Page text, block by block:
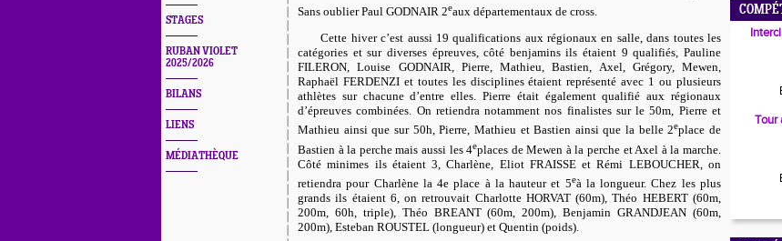
STAGES
RUBAN VIOLET
2025/2026
BILANS
LIENS
MÉDIATHÈQUE
Sans oublier Paul GODNAIR 2eaux départementaux de cross.
Cette hiver c’est aussi 19 qualifications aux régionaux en salle, dans toutes les
catégories et sur diverses épreuves, côté benjamins ils étaient 9 qualifiés, Pauline
FILERON, Louise GODNAIR, Pierre, Mathieu, Bastien, Axel, Grégory, Mewen,
Raphaël FERDENZI et toutes les disciplines étaient représenté avec 1 ou plusieurs
athlètes sur chacune d’entre elles. Pierre était également qualifié aux régionaux
d’épreuves combinées. On retiendra notamment nos finalistes sur le 50m, Pierre et
Mathieu ainsi que sur 50h, Pierre, Mathieu et Bastien ainsi que la belle 2eplace de
Bastien à la perche mais aussi les 4eplaces de Mewen à la perche et Axel à la marche.
Côté minimes ils étaient 3, Charlène, Eliot FRAISSE et Rémi LEBOUCHER, on
retiendra pour Charlène la 4e place à la hauteur et 5eà la longueur. Chez les plus
grands ils étaient 6, on retrouvait Charlotte HORVAT (60m), Théo HEBERT (60m,
200m, 60h, triple), Théo BREANT (60m, 200m), Benjamin GRANDJEAN (60m,
200m), Esteban ROUSTEL (longueur) et Quentin (poids).
Tour